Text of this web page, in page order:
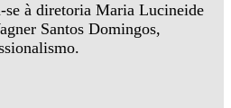
se à diretoria Maria Lucineide
Santos Domingos,